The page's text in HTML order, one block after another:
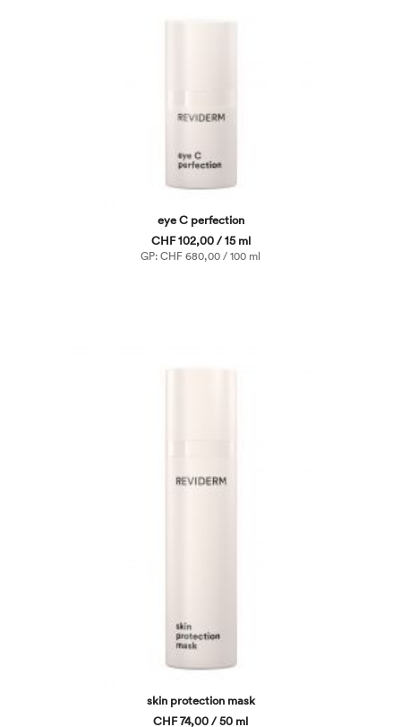
eye C perfection
CHF 102,00 / 15 ml
GP: CHF 680,00 / 100 ml
skin protection mask
CHF 74,00 / 50 ml